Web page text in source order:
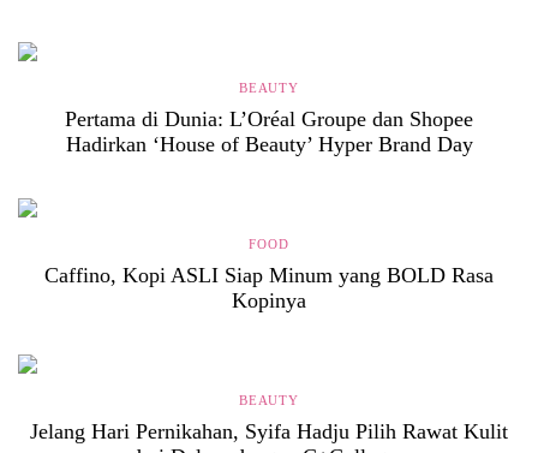
BEAUTY
Pertama di Dunia: L’Oréal Groupe dan Shopee
Hadirkan ‘House of Beauty’ Hyper Brand Day
FOOD
Caffino, Kopi ASLI Siap Minum yang BOLD Rasa
Kopinya
BEAUTY
Jelang Hari Pernikahan, Syifa Hadju Pilih Rawat Kulit